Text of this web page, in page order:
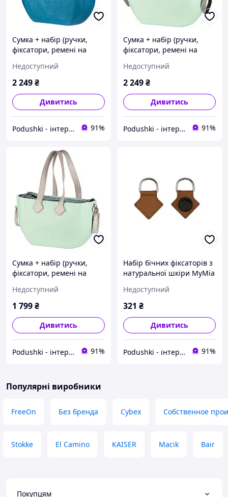
Сумка + набір (ручки,
фіксатори, ремені на
NV8801P/02G/23G/13G/33
G
Недоступний
2 249₴
Дивитись
Podushki - інтернет-магазин Подушки 91%
Сумка + набір (ручки,
фіксатори, ремені на
NV8801M/02F/23G/13G/33
G
Недоступний
2 249₴
Дивитись
Podushki - інтернет-магазин Подушки 91%
Сумка + набір (ручки,
фіксатори, ремені на
NV8801M/02F/03G
Недоступний
1 799₴
Дивитись
Podushki - інтернет-магазин Подушки 91%
Набір бічних фіксаторів з
натуральної шкіри MyMia
Недоступний
321 ₴
Дивитись
Podushki - інтернет-магазин Подушки 91%
Популярні виробники
FreeOn Без бренда Cybex Собственное
Stokke El Camino KAISER Macik Bair
Покупцям